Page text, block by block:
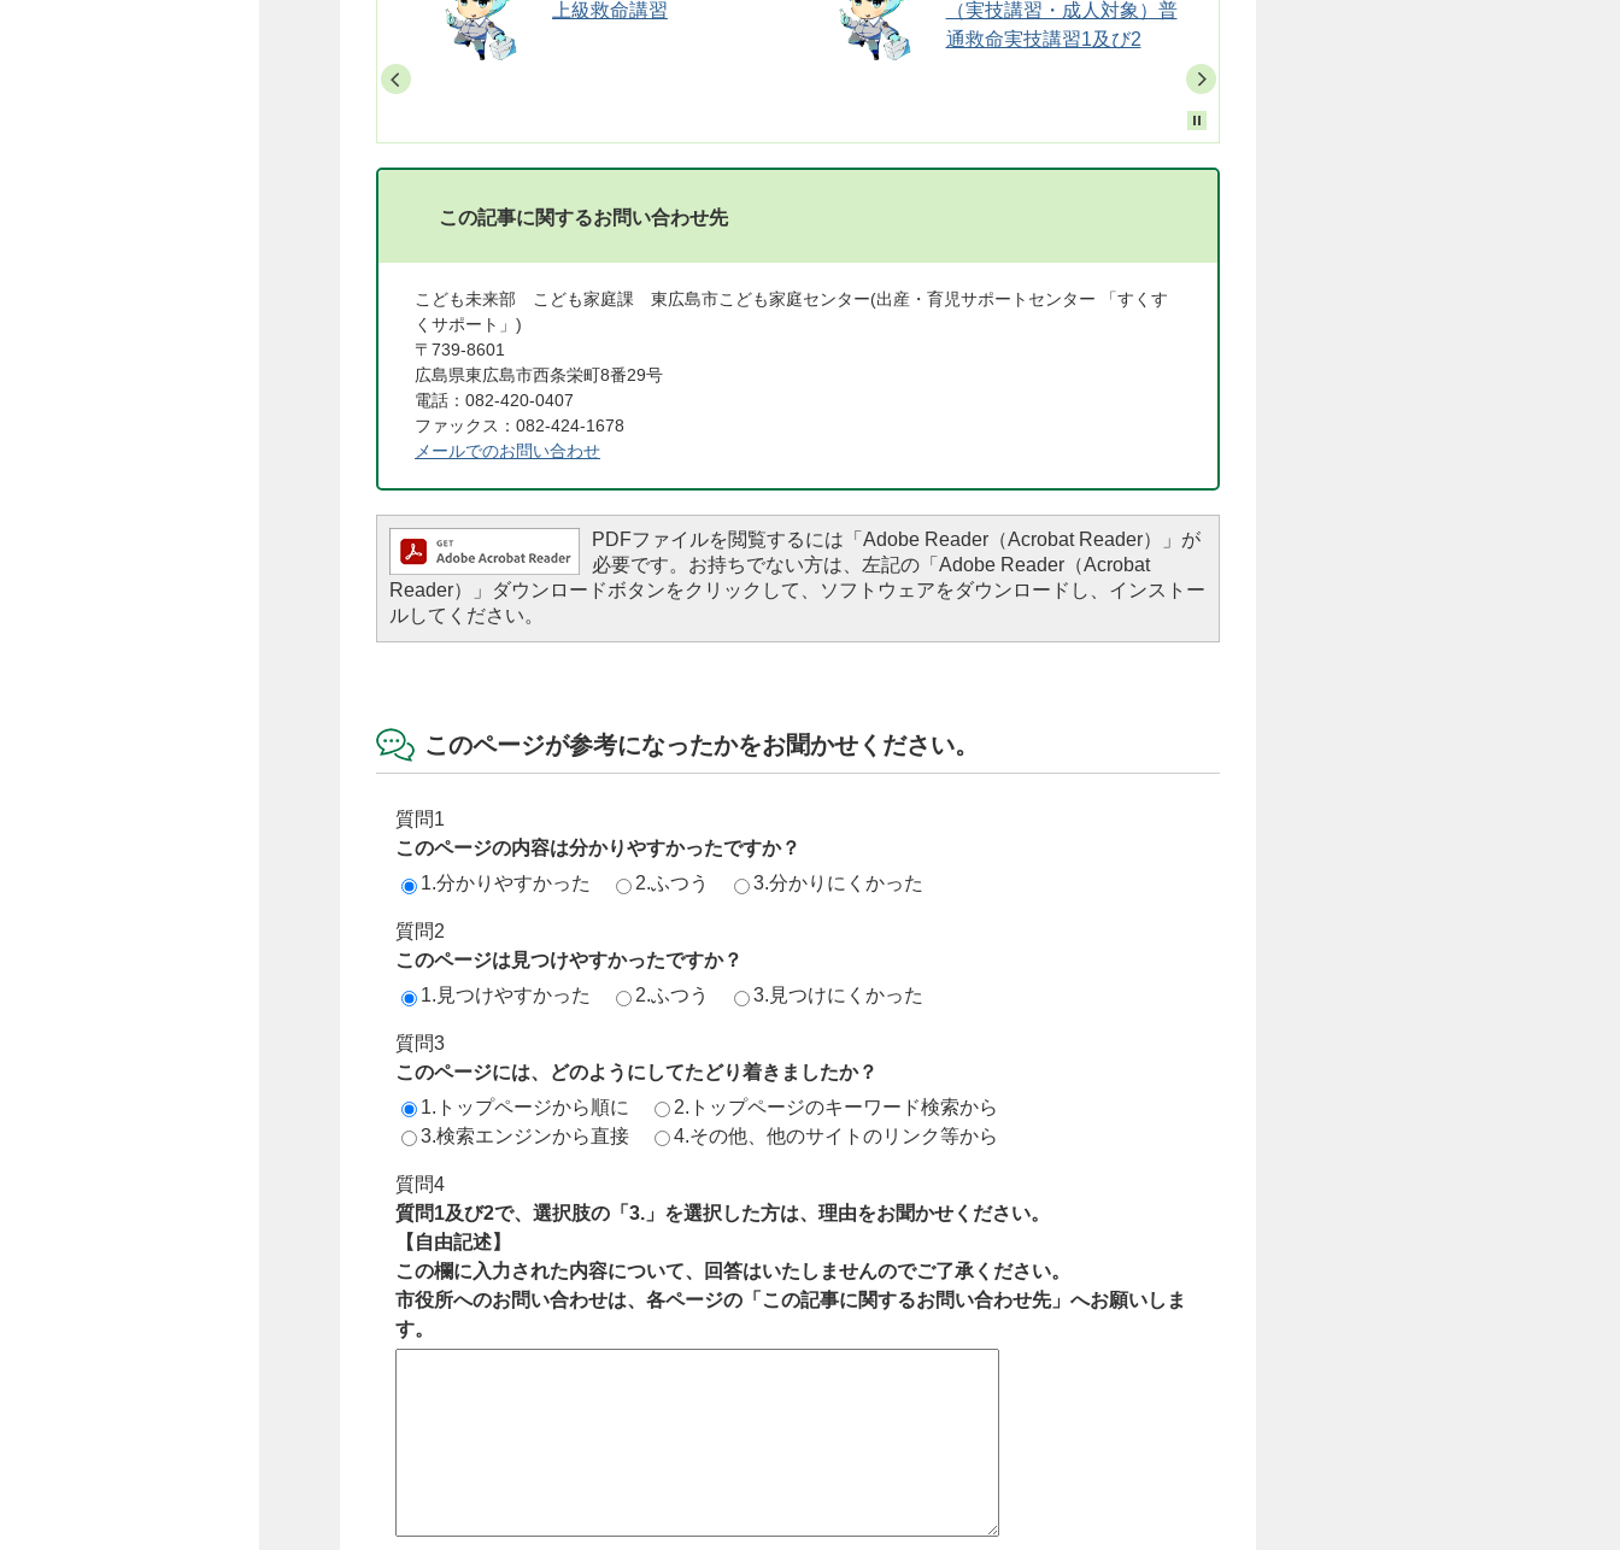
上級救命講習
（実技講習・成人対象）普
通救命実技講習1及び2
この記事に関するお問い合わせ先
こども未来部 こども家庭課 東広島市こども家庭センター(出産・育児サポートセンター 「すくす
くサポート」)
〒739-8601
広島県東広島市西条栄町8番29号
電話：082-420-0407
ファックス：082-424-1678
メールでのお問い合わせ
PDFファイルを閲覧するには「Adobe Reader（Acrobat Reader）」が
必要です。お持ちでない方は、左記の「Adobe Reader（Acrobat
Reader）」ダウンロードボタンをクリックして、ソフトウェアをダウンロードし、インストー
ルしてください。
このページが参考になったかをお聞かせください。
質問1
このページの内容は分かりやすかったですか？
1.分かりやすかった
2.ふつう 3.分かりにくかった
質問2
このページは見つけやすかったですか？
1.見つけやすかった
2.ふつう 3.見つけにくかった
質問3
このページには、どのようにしてたどり着きましたか？
1.トップページから順に
2.トップページのキーワード検索から
3.検索エンジンから直接
4.その他、他のサイトのリンク等から
質問4
質問1及び2で、選択肢の「3.」を選択した方は、理由をお聞かせください。
【自由記述】
この欄に入力された内容について、回答はいたしませんのでご了承ください。
市役所へのお問い合わせは、各ページの「この記事に関するお問い合わせ先」へお願いしま
す。